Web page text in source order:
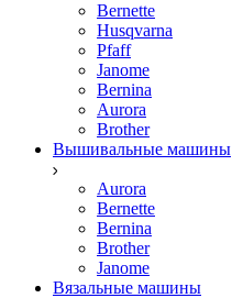
Bernette
Husqvarna
Pfaff
Janome
Bernina
Aurora
Brother
Вышивальные машины
Aurora
Bernette
Bernina
Brother
Janome
Вязальные машины